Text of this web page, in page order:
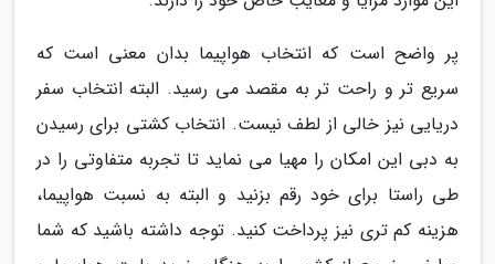
پر واضح است که انتخاب هواپیما بدان معنی است که
سریع تر و راحت تر به مقصد می رسید. البته انتخاب سفر
دریایی نیز خالی از لطف نیست. انتخاب کشتی برای رسیدن
به دبی این امکان را مهیا می نماید تا تجربه متفاوتی را در
طی راستا برای خود رقم بزنید و البته به نسبت هواپیما،
هزینه کم تری نیز پرداخت کنید. توجه داشته باشید که شما